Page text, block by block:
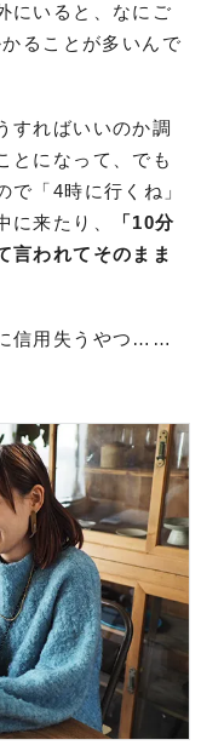
にいると、なにご
ることが多いんで
すればいいのか調
とになって、でも
で「4時に行くね」
に来たり、
「10分
言われてそのまま
信用失うやつ……